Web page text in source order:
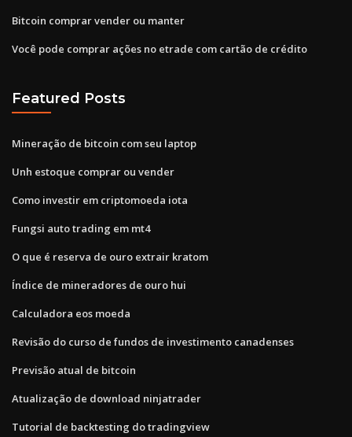
Bitcoin comprar vender ou manter
Você pode comprar ações no etrade com cartão de crédito
Featured Posts
Mineração de bitcoin com seu laptop
Unh estoque comprar ou vender
Como investir em criptomoeda iota
Fungsi auto trading em mt4
O que é reserva de ouro extrair kratom
Índice de mineradores de ouro hui
Calculadora eos moeda
Revisão do curso de fundos de investimento canadenses
Previsão atual de bitcoin
Atualização de download ninjatrader
Tutorial de backtesting do tradingview